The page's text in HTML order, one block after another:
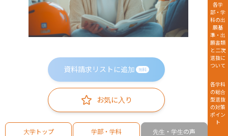
資料請求リストに追加 無料
お気に入り
大学トップ 学部・学科 先生・学生の声
各学
部・学
科の出
願基
準・出
願書類
と二次
選抜に
ついて
各学科
の総合
型選抜
の対策
ポイン
ト